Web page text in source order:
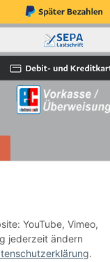
YouTube, Vimeo,
jederzeit ändern
.